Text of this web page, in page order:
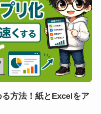
方法！紙とExcelをア